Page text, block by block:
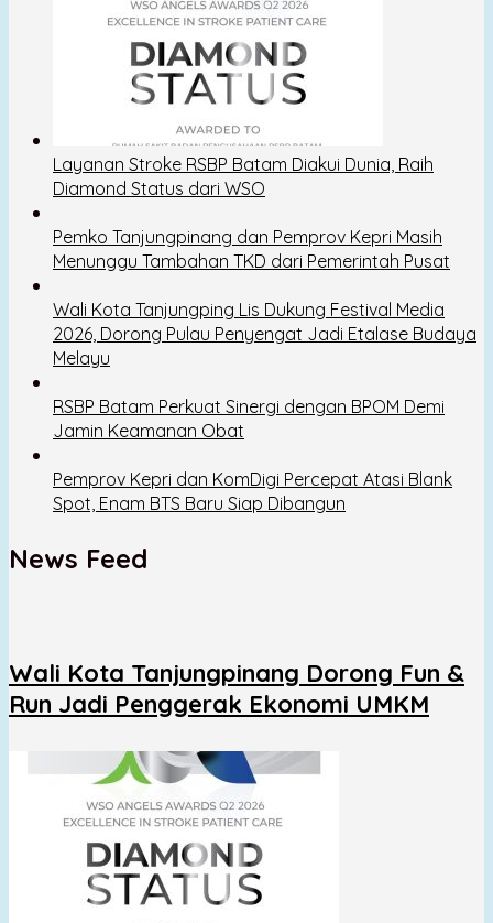
Layanan Stroke RSBP Batam Diakui Dunia, Raih
Diamond Status dari WSO
Pemko Tanjungpinang dan Pemprov Kepri Masih
Menunggu Tambahan TKD dari Pemerintah Pusat
Wali Kota Tanjungping Lis Dukung Festival Media
2026, Dorong Pulau Penyengat Jadi Etalase Budaya
Melayu
RSBP Batam Perkuat Sinergi dengan BPOM Demi
Jamin Keamanan Obat
Pemprov Kepri dan KomDigi Percepat Atasi Blank
Spot, Enam BTS Baru Siap Dibangun
News Feed
Wali Kota Tanjungpinang Dorong Fun &
Run Jadi Penggerak Ekonomi UMKM